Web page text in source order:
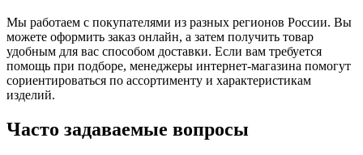
Мы работаем с покупателями из разных регионов России. Вы
можете оформить заказ онлайн, а затем получить товар
удобным для вас способом доставки. Если вам требуется
помощь при подборе, менеджеры интернет-магазина помогут
сориентироваться по ассортименту и характеристикам
изделий.
Часто задаваемые вопросы